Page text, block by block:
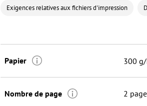
Exigences relatives aux fichiers d'impression
Papier 300
Nombre de page 2